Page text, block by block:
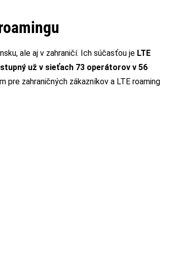
ale aj v zahraničí. Ich súčasťou je LTE
už v sieťach 73 operátorov v 56
pre zahraničných zákazníkov a LTE roaming